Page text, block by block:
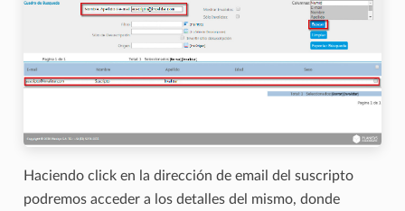
Haciendo click en la dirección de email del suscripto
podremos acceder a los detalles del mismo, donde